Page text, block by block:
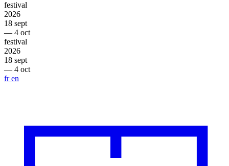
festival
2026
18 sept
— 4 oct
festival
2026
18 sept
— 4 oct
fren